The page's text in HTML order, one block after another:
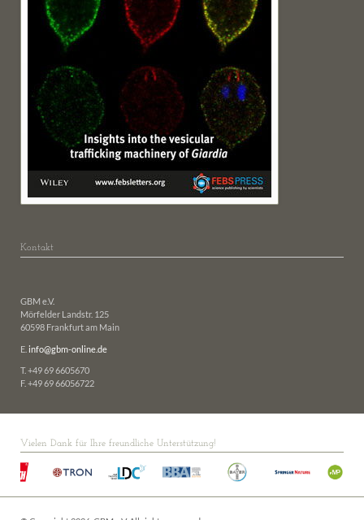
Kontakt
GBM e.V.
Mörfelder Landstr. 125
60598 Frankfurt am Main
E. info@gbm-online.de
T. +49 69 6605670
F. +49 69 66056722
Vielen Dank für Ihre freundliche Unterstützung!